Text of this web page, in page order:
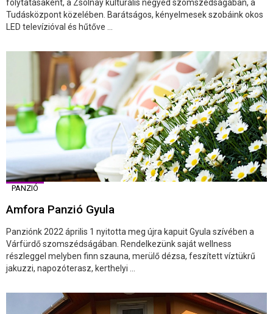
folytatásaként, a Zsolnay kulturális negyed szomszédságában, a
Tudásközpont közelében. Barátságos, kényelmesek szobáink okos
LED televízióval és hűtőve ...
PANZIÓ
Amfora Panzió Gyula
Panziónk 2022 április 1 nyitotta meg újra kapuit Gyula szívében a
Várfürdő szomszédságában. Rendelkezünk saját wellness
részleggel melyben finn szauna, merülő dézsa, feszített víztükrű
jakuzzi, napozóterasz, kerthelyi ...